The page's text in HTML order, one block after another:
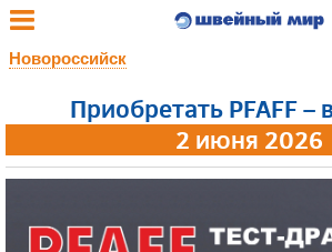
Новороссийск
Приобретать PFAFF –
2 июня 2026